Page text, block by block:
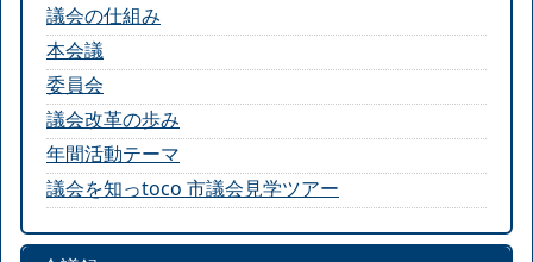
議会の仕組み
本会議
委員会
議会改革の歩み
年間活動テーマ
議会を知っtoco 市議会見学ツアー